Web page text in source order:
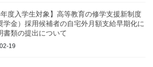
年度入学生対象】高等教育の修学支援新制度
学金）採用候補者の自宅外月額支給早期化に
書類の提出について
19